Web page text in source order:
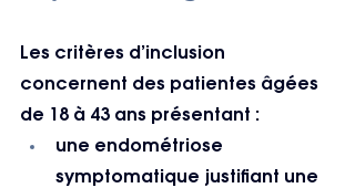
Les critères d’inclusion
concernent des patientes âgées
de 18 à 43 ans présentant :
une endométriose
symptomatique justifiant une